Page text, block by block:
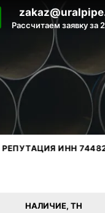
Рассчитаем заявку за
ИНН 7448221083
НАЛИЧИЕ, ТН